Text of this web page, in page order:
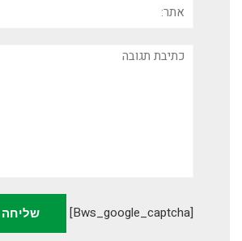
תגובה
[bws_google_captcha]